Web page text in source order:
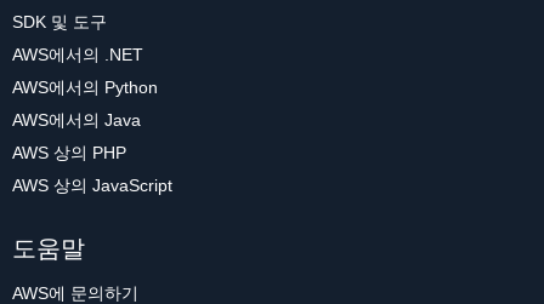
SDK 및 도구
AWS에서의 .NET
AWS에서의 Python
AWS에서의 Java
AWS 상의 PHP
AWS 상의 JavaScript
도움말
AWS에 문의하기